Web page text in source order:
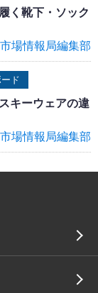
く靴下・ソック
場情報局編集部
ド
キーウェアの違
場情報局編集部